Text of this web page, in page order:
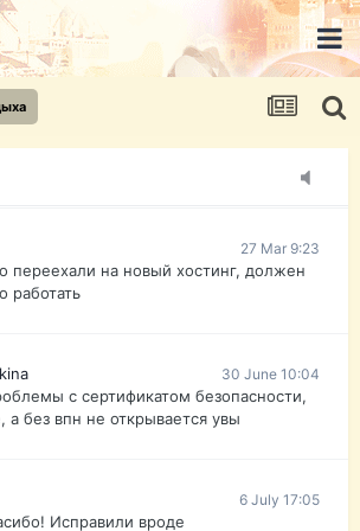
https://pasport-ua.com/
@uristpassua
России без VPN сайт и форум
27 Mar 9:23
переехали на новый хостинг, должен
работать
30 June 10:04
с сертификатом безопасности,
а без впн не открывается увы
6 July 17:05
Исправили вроде